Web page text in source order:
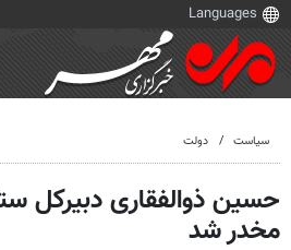
سیاست دولت
حسین ذوالفقاری دبیرکل
مخدر شد